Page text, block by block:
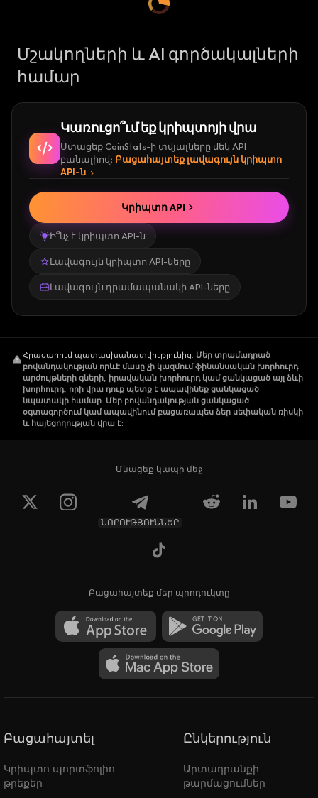
Մշակողների և AI գործակալների
համար
Կառուցո՞ւմ եք կրիպտոյի վրա
Ստացեք CoinStats-ի տվյալները մեկ API
բանալիով։ Բացահայտեք լավագույն կրիպտո
API-ն
Ի՞նչ է կրիպտո API-ն
Լավագույն կրիպտո API-ները
Լավագույն դրամապանակի API-ները
Կրիպտո API
Հրաժարում պատասխանատվությունից. Մեր տրամադրած
բովանդակության որևէ մասը չի կազմում ֆինանսական խորհուրդ
արժույթների գների, իրավական խորհուրդ կամ ցանկացած այլ ձևի
խորհուրդ, որի վրա դուք պետք է ապավինեք ցանկացած
նպատակի համար: Մեր բովանդակության ցանկացած
օգտագործում կամ ապավինում բացառապես ձեր սեփական ռիսկի
և հայեցողության վրա է:
Մնացեք կապի մեջ
ՆՈՐՈՒԹՅՈՒՆՆԵՐ
Բացահայտեք մեր պրոդուկտը
Բացահայտել
Կրիպտո պորտֆոլիո
թրեքեր
Ընկերություն
Արտադրանքի
թարմացումներ